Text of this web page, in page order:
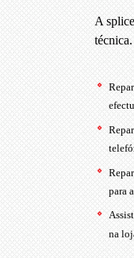
A
técnica.
para
na